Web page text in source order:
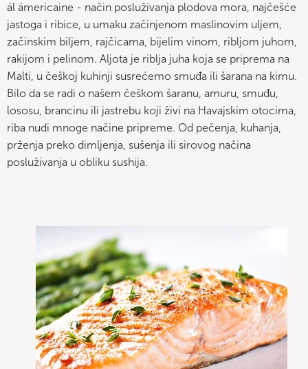
ál ámericaine - način posluživanja plodova mora, najčešće
jastoga i ribice, u umaku začinjenom maslinovim uljem,
začinskim biljem, rajčicama, bijelim vinom, ribljom juhom,
rakijom i pelinom. Aljota je riblja juha koja se priprema na
Malti, u češkoj kuhinji susrećemo smuđa ili šarana na kimu.
Bilo da se radi o našem češkom šaranu, amuru, smuđu,
lososu, brancinu ili jastrebu koji živi na Havajskim otocima,
riba nudi mnoge načine pripreme. Od pečenja, kuhanja,
prženja preko dimljenja, sušenja ili sirovog načina
posluživanja u obliku sushija.